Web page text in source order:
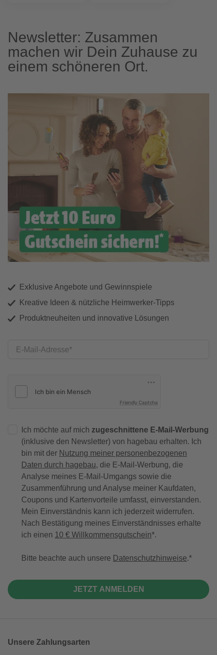
Newsletter: Zusammen
machen wir Dein Zuhause zu
einem schöneren Ort.
Exklusive Angebote und Gewinnspiele
Kreative Ideen & nützliche Heimwerker-Tipps
Produktneuheiten und innovative Lösungen
E-Mail-Adresse
Friendly Captcha
Ich möchte auf mich zugeschnittene E-Mail-Werbung
(inklusive den Newsletter) von hagebau erhalten. Ich
bin mit der Nutzung meiner personenbezogenen
Daten durch hagebau, die E-Mail-Werbung, die
Analyse meines E-Mail-Umgangs sowie die
Zusammenführung und Analyse meiner Kaufdaten,
Coupons und Kartenvorteile umfasst, einverstanden.
Mein Einverständnis kann ich jederzeit widerrufen.
Nach Bestätigung meines Einverständnisses erhalte
ich einen 10 € Willkommensgutschein*.
Bitte beachte auch unsere Datenschutzhinweise.
JETZT ANMELDEN
Unsere Zahlungsarten